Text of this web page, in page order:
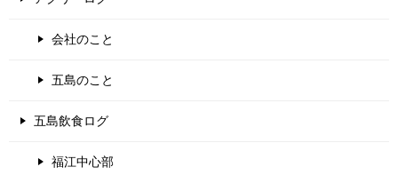
会社のこと
五島のこと
五島飲食ログ
福江中心部